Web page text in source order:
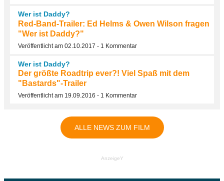
Wer ist Daddy?
Red-Band-Trailer: Ed Helms & Owen Wilson fragen
"Wer ist Daddy?"
Veröffentlicht am 02.10.2017 - 1 Kommentar
Wer ist Daddy?
Der größte Roadtrip ever?! Viel Spaß mit dem
"Bastards"-Trailer
Veröffentlicht am 19.09.2016 - 1 Kommentar
ALLE NEWS ZUM FILM
AnzeigeY